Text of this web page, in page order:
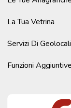
La Tua Vetrina
Servizi Di
Funzioni Aggiuntive